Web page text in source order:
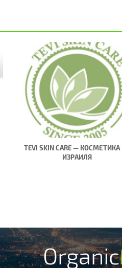
TEVI SKIN CARE — КОСМЕТИКА
ИЗРАИЛЯ
Organic